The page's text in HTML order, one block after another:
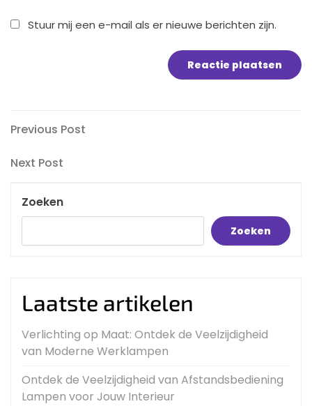
Stuur mij een e-mail als er nieuwe berichten zijn.
Bericht
navigatie
Previous
Previous Post
Next
Next Post
Zoeken
Zoeken
Laatste artikelen
Verlichting op Maat: Ontdek de Veelzijdigheid
van Moderne Werklampen
Ontdek de Veelzijdigheid van Afstandsbediening
Lampen voor Jouw Interieur